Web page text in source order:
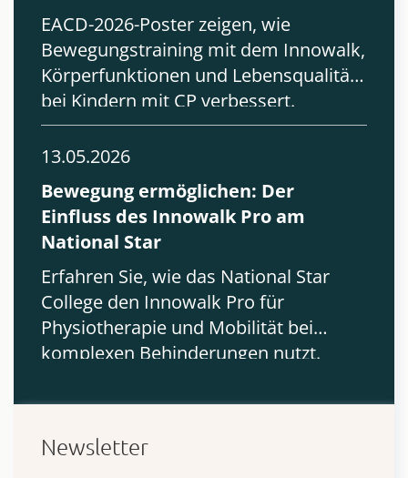
EACD-2026-Poster zeigen, wie
Bewegungstraining mit dem Innowalk,
Körperfunktionen und Lebensqualität
bei Kindern mit CP verbessert.
13.05.2026
Bewegung ermöglichen: Der
Einfluss des Innowalk Pro am
National Star
Erfahren Sie, wie das National Star
College den Innowalk Pro für
Physiotherapie und Mobilität bei
komplexen Behinderungen nutzt.
Newsletter